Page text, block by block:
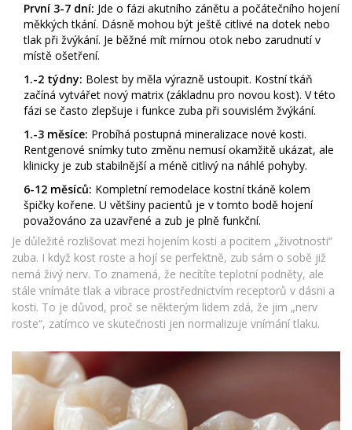
První 3-7 dní: Jde o fázi akutního zánětu a počátečního hojení
měkkých tkání. Dásně mohou být ještě citlivé na dotek nebo
tlak při žvýkání. Je běžné mít mírnou otok nebo zarudnutí v
místě ošetření.
1.-2 týdny: Bolest by měla výrazně ustoupit. Kostní tkáň
začíná vytvářet nový matrix (základnu pro novou kost). V této
fázi se často zlepšuje i funkce zuba při souvislém žvýkání.
1.-3 měsíce: Probíhá postupná mineralizace nové kosti.
Rentgenové snímky tuto změnu nemusí okamžitě ukázat, ale
klinicky je zub stabilnější a méně citlivý na náhlé pohyby.
6-12 měsíců: Kompletní remodelace kostní tkáně kolem
špičky kořene. U většiny pacientů je v tomto bodě hojení
považováno za uzavřené a zub je plně funkční.
Je důležité rozlišovat mezi hojením kosti a pocitem „životnosti“
zuba. I když kost roste a hojí se perfektně, zub sám o sobě již
nemá živý nerv. To znamená, že necítíte teplotní podněty, ale
stále vnímáte tlak a vibrace prostřednictvím receptorů v dásni a
kosti. To je důvod, proč se některým lidem zdá, že jim „nerv
roste“, zatímco ve skutečnosti jen normalizuje vnímání tlaku.